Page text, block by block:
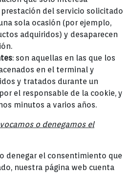
del servicio solicitado
sola ocasión (por ejemplo,
adquiridos) y desaparecen
: son aquellas en las que los
en el terminal y
y tratados durante un
el responsable de la cookie, y
minutos a varios años.
o denegamos el
denegar el consentimiento que
nuestra página web cuenta